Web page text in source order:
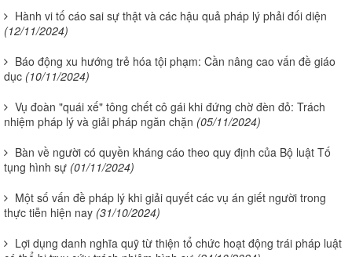
Hành vi tố cáo sai sự thật và các hậu quả pháp lý phải đối diện
(12/11/2024)
Báo động xu hướng trẻ hóa tội phạm: Cần nâng cao vấn đề giáo
dục (10/11/2024)
Vụ đoàn "quái xế" tông chết cô gái khi đứng chờ đèn đỏ: Trách
nhiệm pháp lý và giải pháp ngăn chặn (05/11/2024)
Bàn về người có quyền kháng cáo theo quy định của Bộ luật Tố
tụng hình sự (01/11/2024)
Một số vấn đề pháp lý khi giải quyết các vụ án giết người trong
thực tiễn hiện nay (31/10/2024)
Lợi dụng danh nghĩa quỹ từ thiện tổ chức hoạt động trái pháp luật